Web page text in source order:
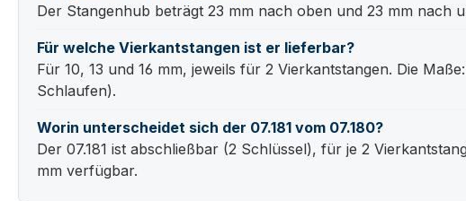
Der Stangenhub beträgt 23 mm nach oben und 23 mm nach
Für welche Vierkantstangen ist er lieferbar?
Für 10, 13 und 16 mm, jeweils für 2 Vierkantstangen. Die
Schlaufen).
Worin unterscheidet sich der 07.181 vom 07.180?
Der 07.181 ist abschließbar (2 Schlüssel), für je 2
mm verfügbar.